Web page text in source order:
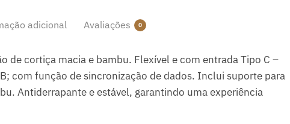
adicional Avaliações 0
cortiça macia e bambu. Flexível e com entrada Tipo C –
com função de sincronização de dados. Inclui suporte para
Antiderrapante e estável, garantindo uma experiência